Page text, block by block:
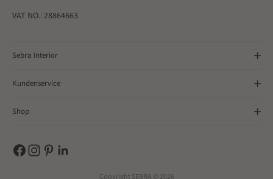
VAT NO.: 28864663
Sebra Interior
Kundenservice
Shop
Copyright SEBRA © 2026